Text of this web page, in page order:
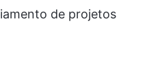
de projetos